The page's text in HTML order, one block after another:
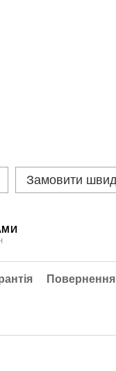
Замовити
Повернення